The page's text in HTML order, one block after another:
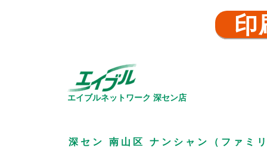
印
エイブルネットワーク 深セン店
深セン 南山区 ナンシャン（ファミ